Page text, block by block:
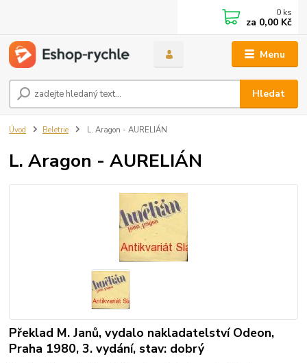
Menu
Hledat
0 ks
za 0,00 Kč
Úvod Beletrie L. Aragon - AURELIÁN
L. Aragon - AURELIÁN
Překlad M. Janů, vydalo nakladatelství Odeon,
Praha 1980, 3. vydání, stav: dobrý